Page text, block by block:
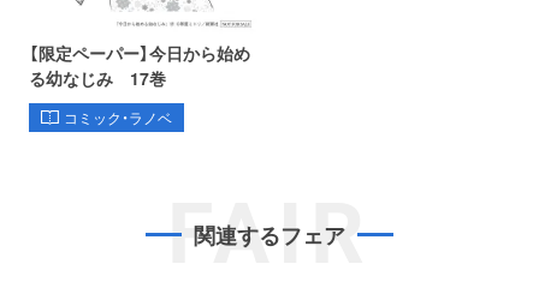
【限定ペーパー】今日から始め
る幼なじみ 17巻
コミック・ラノベ
FAIR
関連するフェア